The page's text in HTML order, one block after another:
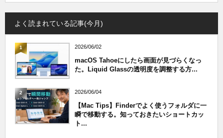
よく読まれている記事(今月)
1 2026/06/02
macOS Tahoeにしたら画面が見づらくなっ
た。Liquid Glassの透明度を調整する方...
2 2026/06/04
【Mac Tips】Finderでよく使うフォルダに一
瞬で移動する。知っておきたいショートカッ
ト...